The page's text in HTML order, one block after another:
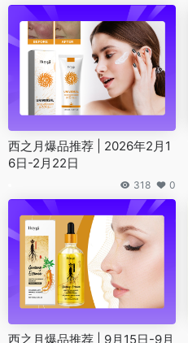
西之月爆品推荐 | 2026年2月1
6日-2月22日
318 0
西之月爆品推荐 | 9月15日-9月